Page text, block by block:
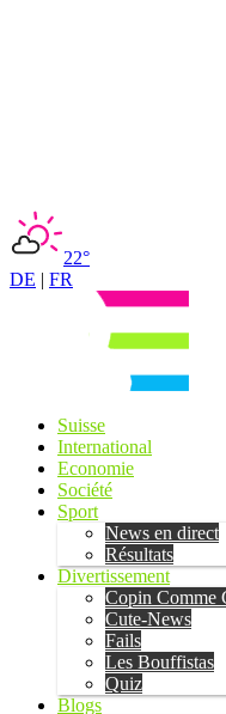
22°
DE | FR
Suisse
International
Economie
Société
Sport
News en direct
Résultats
Divertissement
Copin Comme
Cute-News
Fails
Les Bouffistas
Quiz
Blogs